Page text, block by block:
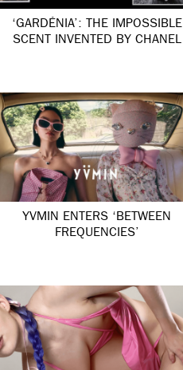
‘GARDÉNIA’: THE IMPOSSIBLE
SCENT INVENTED BY CHANEL
YVMIN ENTERS ‘BETWEEN
FREQUENCIES’